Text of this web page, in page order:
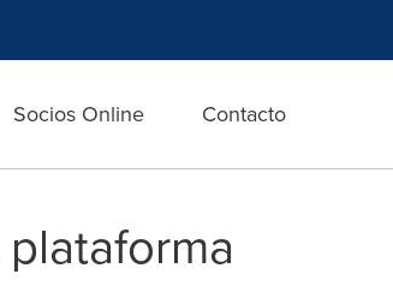
Socios Online Contacto